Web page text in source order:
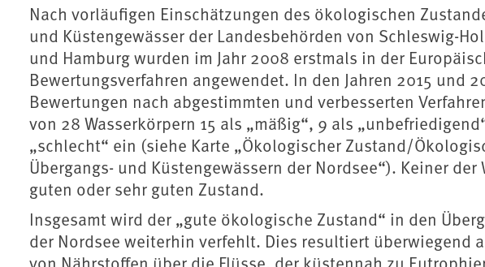
Nach vorläufigen Einschätzungen des ökologischen
und Küstengewässer der Landesbehörden von Schleswig-
und Hamburg wurden im Jahr 2008 erstmals in der
Bewertungsverfahren angewendet. In den Jahren 2015 und
Bewertungen nach abgestimmten und verbesserten
von 28 Wasserkörpern 15 als „mäßig“, 9 als
„schlecht“ ein (siehe Karte „Ökologischer Zustand/
Übergangs- und Küstengewässern der Nordsee“). Keiner
guten oder sehr guten Zustand.
Insgesamt wird der „gute ökologische Zustand“ in den
der Nordsee weiterhin verfehlt. Dies resultiert überwiegend
von Nährstoffen über die Flüsse, der küstennah zu